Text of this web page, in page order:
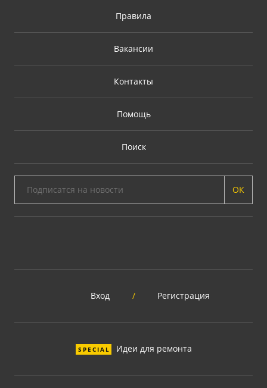
Правила
Вакансии
Контакты
Помощь
Поиск
ОК
Вход / Регистрация
SPECIAL Идеи для ремонта